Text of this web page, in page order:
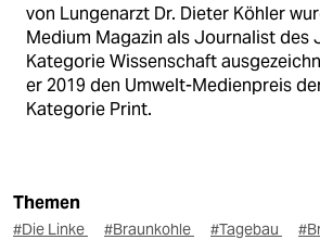
von Lungenarzt Dr. Dieter Köhler
Medium Magazin als Journalist des
Kategorie Wissenschaft
er 2019 den Umwelt-Medienpreis
Kategorie Print.
Themen
#Die Linke #Braunkohle #Tagebau